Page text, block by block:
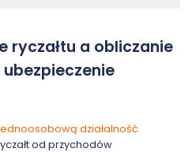
ryczałtu a obliczanie
działalność
od przychodów